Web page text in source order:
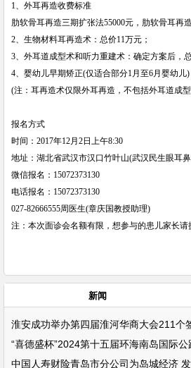
1、外耳再造收费标准
肋软骨耳再造三期扩张法55000元，肋软骨耳再
2、生物材料耳再造术：总价11万元；
3、外耳道成型术和听力重建术：确定方案后，
4、婴幼儿早期矫正(仅适合部分1月至6月婴幼儿)
(注：耳再造术仅限外耳再造，不包括外耳道成
报名方式
时间： 2017年12月2日上午8:30
地址：湖北省武汉市汉口竹叶山(武汉民生眼耳
微信报名： 15072373130
电话报名： 15072373130
027-82666555周医生(章庆国教授助理)
注：本次面诊会名额有限，想参与的患儿家长
新闻
淮安成功举办第四届淮河华商大会211个
“喜德盛杯”2024第十五届环海南岛国际
中国人寿财险青岛市分公司为岛城经济